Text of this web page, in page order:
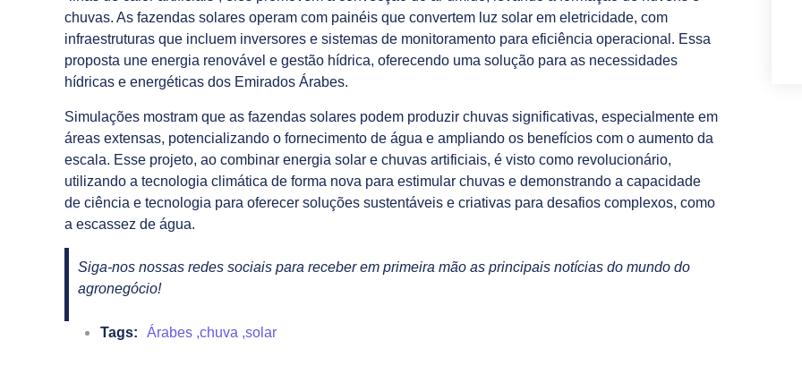
chuvas. As fazendas solares operam com painéis que convertem luz solar em eletricidade, com
infraestruturas que incluem inversores e sistemas de monitoramento para eficiência operacional. Essa
proposta une energia renovável e gestão hídrica, oferecendo uma solução para as necessidades
hídricas e energéticas dos Emirados Árabes.
Simulações mostram que as fazendas solares podem produzir chuvas significativas, especialmente em
áreas extensas, potencializando o fornecimento de água e ampliando os benefícios com o aumento da
escala. Esse projeto, ao combinar energia solar e chuvas artificiais, é visto como revolucionário,
utilizando a tecnologia climática de forma nova para estimular chuvas e demonstrando a capacidade
de ciência e tecnologia para oferecer soluções sustentáveis e criativas para desafios complexos, como
a escassez de água.
Siga-nos nossas redes sociais para receber em primeira mão as principais notícias do mundo do
agronegócio!
Tags: Árabes ,chuva ,solar